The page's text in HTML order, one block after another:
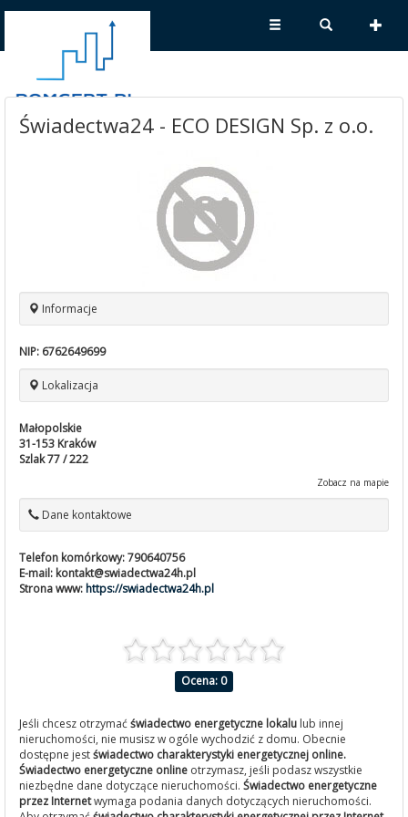
Świadectwa24 - ECO DESIGN Sp. z o.o.
Informacje
NIP: 6762649699
Lokalizacja
Małopolskie
31-153 Kraków
Szlak 77 / 222
Zobacz na mapie
Dane kontaktowe
Telefon komórkowy:790640756
E-mail: kontakt@swiadectwa24h.pl
Strona www: https://swiadectwa24h.pl
Ocena: 0
Jeśli chcesz otrzymaćświadectwo energetyczne lokalu lub innej
nieruchomości, nie musisz w ogóle wychodzić z domu. Obecnie
dostępne jestświadectwo charakterystyki energetycznej online.
Świadectwo energetyczne online otrzymasz, jeśli podasz wszystkie
niezbędne dane dotyczące nieruchomości. Świadectwo energetyczne
przez Internetwymaga podania danych dotyczących nieruchomości.